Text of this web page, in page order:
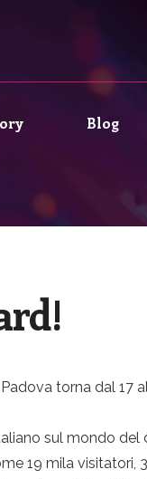
Blog
torna dal 17
sul mondo
19 mila visitatori,